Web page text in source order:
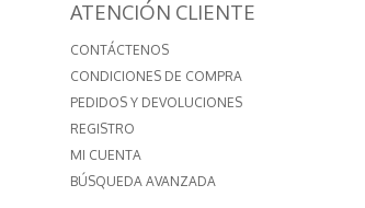
ATENCIÓN CLIENTE
CONTÁCTENOS
CONDICIONES DE COMPRA
PEDIDOS Y DEVOLUCIONES
REGISTRO
MI CUENTA
BÚSQUEDA AVANZADA